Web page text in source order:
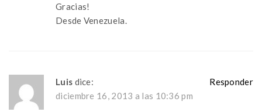
Gracias!
Desde Venezuela.
Luis dice:
diciembre 16, 2013 a las 10:36 pm
Responder